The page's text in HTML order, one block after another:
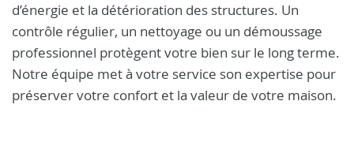
d’énergie et la détérioration des structures. Un
contrôle régulier, un nettoyage ou un démoussage
professionnel protègent votre bien sur le long terme.
Notre équipe met à votre service son expertise pour
préserver votre confort et la valeur de votre maison.